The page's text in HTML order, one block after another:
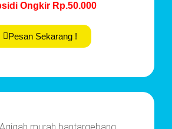
Ongkir Rp.50.000
Pesan Sekarang !